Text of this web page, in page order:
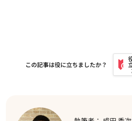
この記事は役に立ちましたか？